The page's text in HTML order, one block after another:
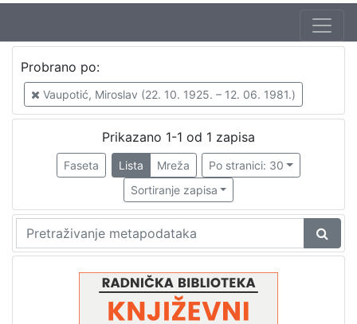
Jezik
hrvatski
cjelina
Digitalizirana zagrebačka baština
Glasovi Književnog petka
Probrano po:
Vaupotić, Miroslav (22. 10. 1925. – 12. 06. 1981.)
Prikazano 1-1 od 1 zapisa
Faseta Lista Mreža
Po stranici: 30
Sortiranje zapisa